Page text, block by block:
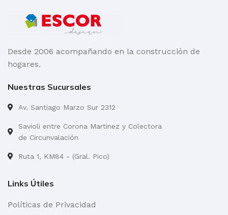
Desde 2006 acompañando en la construcción de
hogares.
Nuestras Sucursales
Av. Santiago Marzo Sur 2312
Savioli entre Corona Martinez y Colectora
de Circunvalación
Ruta 1, KM84 - (Gral. Pico)
Links Útiles
Políticas de Privacidad